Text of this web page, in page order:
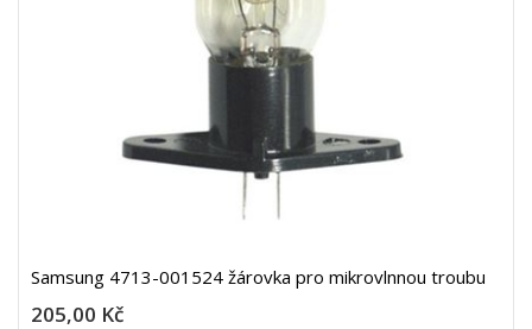
Samsung 4713-001524 žárovka pro mikrovlnnou troubu
205,00 Kč